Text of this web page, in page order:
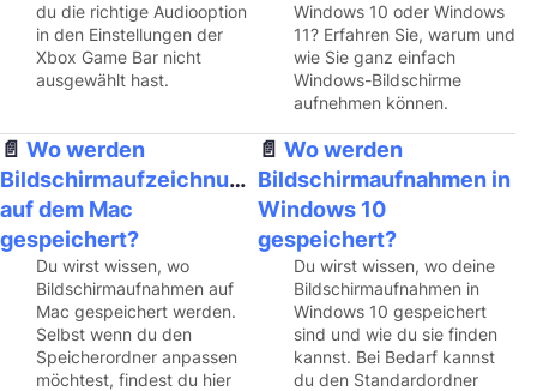
du die richtige Audiooption
in den Einstellungen der
Xbox Game Bar nicht
ausgewählt hast.
Windows 10 oder Windows
11? Erfahren Sie, warum und
wie Sie ganz einfach
Windows-Bildschirme
aufnehmen können.
Wo werden
Bildschirmaufzeichnungen
auf dem Mac
gespeichert?
Du wirst wissen, wo
Bildschirmaufnahmen auf
Mac gespeichert werden.
Selbst wenn du den
Speicherordner anpassen
möchtest, findest du hier
Wo werden
Bildschirmaufnahmen in
Windows 10
gespeichert?
Du wirst wissen, wo deine
Bildschirmaufnahmen in
Windows 10 gespeichert
sind und wie du sie finden
kannst. Bei Bedarf kannst
du den Standardordner